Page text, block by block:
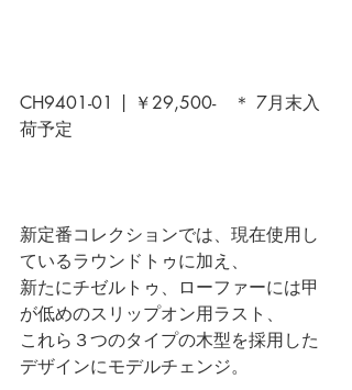
CH9401-01 | ￥29,500-　＊ 7月末入
荷予定
新定番コレクションでは、現在使用し
ているラウンドトゥに加え、
新たにチゼルトゥ、ローファーには甲
が低めのスリップオン用ラスト、
これら３つのタイプの木型を採用した
デザインにモデルチェンジ。